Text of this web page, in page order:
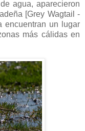
agua, aparecieron
[Grey Wagtail -
encuentran un lugar
más cálidas en